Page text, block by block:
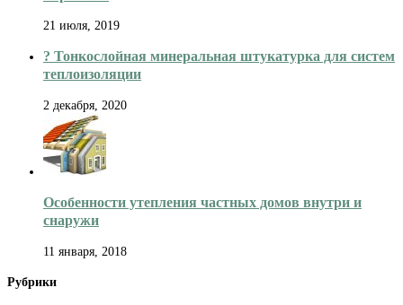
21 июля, 2019
? Тонкослойная минеральная штукатурка для систем
теплоизоляции
2 декабря, 2020
Особенности утепления частных домов внутри и
снаружи
11 января, 2018
Рубрики